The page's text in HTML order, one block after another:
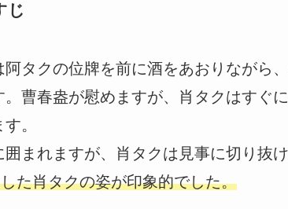
じ
阿タクの位牌を前に酒をあおりながら
曹春盎が慰めますが、肖タクはすぐ
。
まれますが、肖タクは見事に切り抜
た肖タクの姿が印象的でした。